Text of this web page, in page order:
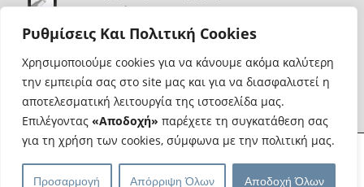
Ρυθμίσεις Και Πολιτική Cookies
Χρησιμοποιούμε cookies για να κάνουμε ακόμα καλύτερη
την εμπειρία σας στο site μας και για να διασφαλιστεί η
αποτελεσματική λειτουργία της ιστοσελίδα μας.
Επιλέγοντας «Αποδοχή» παρέχετε τη συγκατάθεση σας
για τη χρήση των cookies, σύμφωνα με την πολιτική μας.
Προσαρμογή Απόρριψη Όλων Αποδοχή Όλων
14 Φεβρουαρίου 2018 - 17:21